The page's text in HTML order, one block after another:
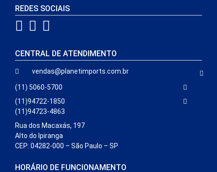
REDES SOCIAIS
CENTRAL DE ATENDIMENTO
vendas@planetimports.com.br
(11) 5060-5700
(11)94722-1850
(11)94723-4863
Rua dos Macaxás, 197
Alto do Ipiranga
CEP: 04282-000 – São Paulo – SP
HORÁRIO DE FUNCIONAMENTO